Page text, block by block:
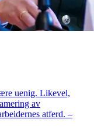
uenig. Likevel,
av
atferd. –